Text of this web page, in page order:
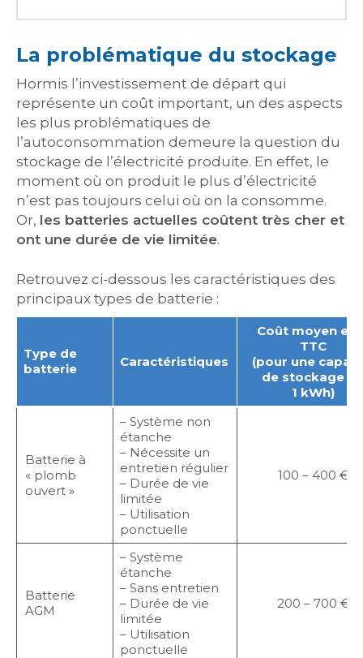
La problématique du stockage
Hormis l’investissement de départ qui
représente un coût important, un des aspects
les plus problématiques de
l’autoconsommation demeure la question du
stockage de l’électricité produite. En effet, le
moment où on produit le plus d’électricité
n’est pas toujours celui où on la consomme.
Or, les batteries actuelles coûtent très cher et
ont une durée de vie limitée.
Retrouvez ci-dessous les caractéristiques des
principaux types de batterie :
Type de
batterie
Caractéristiques
Coût moyen en
TTC
(pour une
de stockage
1 kWh)
Batterie à
« plomb
ouvert »
– Système non
étanche
– Nécessite un
entretien régulier
– Durée de vie
limitée
– Utilisation
ponctuelle
100 – 400 €
Batterie
AGM
– Système
étanche
– Sans entretien
– Durée de vie
limitée
– Utilisation
ponctuelle
200 – 700 €